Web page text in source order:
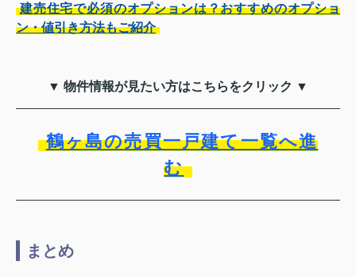
建売住宅で必須のオプションは？おすすめのオプショ
ン・値引き方法もご紹介
▼ 物件情報が見たい方はこちらをクリック ▼
鶴ヶ島の売買一戸建て一覧へ進
む
まとめ